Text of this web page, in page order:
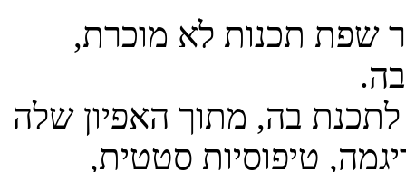
שפת תכנות לא מוכרת,
בה, מתוך האפיון שלה
טיפוסיות סטטית,